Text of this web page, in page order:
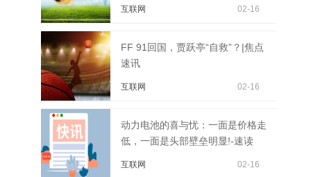
互联网 02-16
FF 91回国，贾跃亭“自救”？|焦点
速讯
互联网 02-16
动力电池的喜与忧：一面是价格走
低，一面是头部壁垒明显!-速读
互联网 02-16